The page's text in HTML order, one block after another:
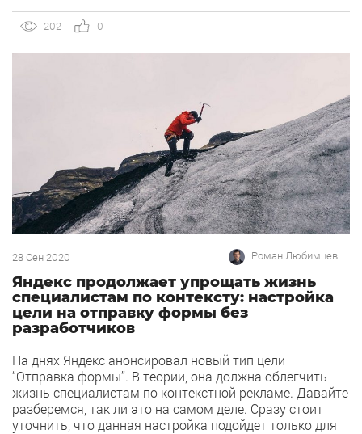
новинки и узнаете, как с ними работать. Часто
специалистам приходится тратить время
на выполнение рутинных задач, чтобы
вручную выгружать данные или интегрировать […]
202 0
28 Сен 2020 Роман Любимцев
Яндекс продолжает упрощать жизнь
специалистам по контексту: настройка
цели на отправку формы без
разработчиков
На днях Яндекс анонсировал новый тип цели
“Отправка формы”. В теории, она должна облегчить
жизнь специалистам по контекстной рекламе. Давайте
разберемся, так ли это на самом деле. Сразу стоит
уточнить, что данная настройка подойдет только для